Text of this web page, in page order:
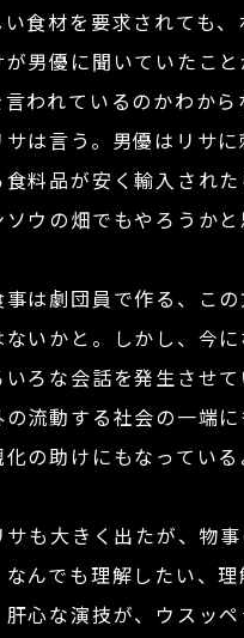
食材を要求されても
男優に聞いていたこ
言われているのかわか
は言う。男優はリサ
料品が安く輸入され
ソウの畑でもやろうか
は劇団員で作る、こ
ないかと。しかし、今
ろな会話を発生させ
流動する社会の一端
の助けにもなってい
も大きく出たが、物
んでも理解したい、
心な演技が、ウスッ